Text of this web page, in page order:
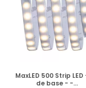
EN STOCK
MaxLED 500 Strip
de base - -...